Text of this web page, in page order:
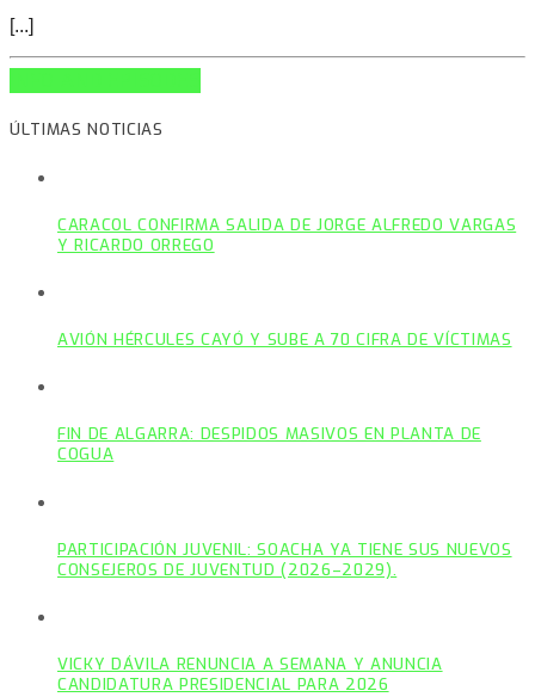
[...]
ÚLTIMAS NOTICIAS
CARACOL CONFIRMA SALIDA DE JORGE ALFREDO VARGAS
Y RICARDO ORREGO
AVIÓN HÉRCULES CAYÓ Y SUBE A 70 CIFRA DE VÍCTIMAS
FIN DE ALGARRA: DESPIDOS MASIVOS EN PLANTA DE
COGUA
PARTICIPACIÓN JUVENIL: SOACHA YA TIENE SUS NUEVOS
CONSEJEROS DE JUVENTUD (2026–2029).
VICKY DÁVILA RENUNCIA A SEMANA Y ANUNCIA
CANDIDATURA PRESIDENCIAL PARA 2026